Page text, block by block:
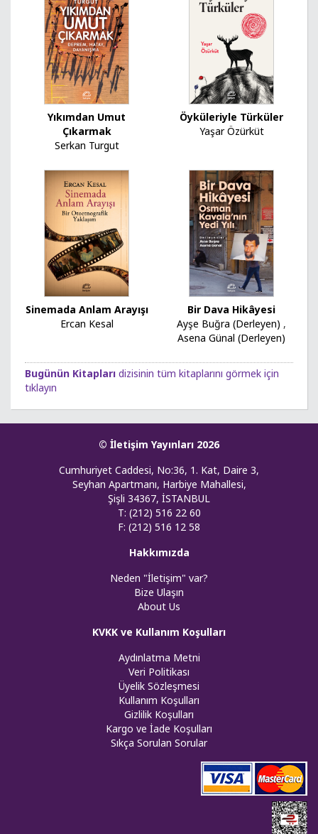
Yıkımdan Umut
Çıkarmak
Serkan Turgut
Öyküleriyle Türküler
Yaşar Özürküt
Sinemada Anlam Arayışı
Ercan Kesal
Bir Dava Hikâyesi
Ayşe Buğra (Derleyen) ,
Asena Günal (Derleyen)
Bugünün Kitapları dizisinin tüm kitaplarını görmek için
tıklayın
© İletişim Yayınları 2026
Cumhuriyet Caddesi, No:36, 1. Kat, Daire 3,
Seyhan Apartmanı, Harbiye Mahallesi,
Şişli 34367, İSTANBUL
T: (212) 516 22 60
F: (212) 516 12 58
Hakkımızda
Neden "İletişim" var?
Bize Ulaşın
About Us
KVKK ve Kullanım Koşulları
Aydınlatma Metni
Veri Politikası
Üyelik Sözleşmesi
Kullanım Koşulları
Gizlilik Koşulları
Kargo ve İade Koşulları
Sıkça Sorulan Sorular